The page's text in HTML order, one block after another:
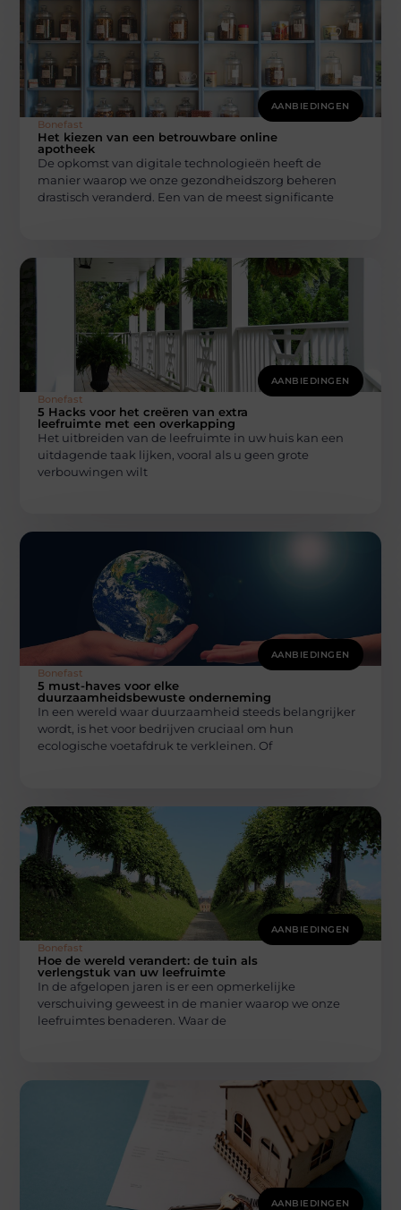
AANBIEDINGEN
Bonefast
Het kiezen van een betrouwbare online
apotheek
De opkomst van digitale technologieën heeft de
manier waarop we onze gezondheidszorg beheren
drastisch veranderd. Een van de meest significante
AANBIEDINGEN
Bonefast
5 Hacks voor het creëren van extra
leefruimte met een overkapping
Het uitbreiden van de leefruimte in uw huis kan een
uitdagende taak lijken, vooral als u geen grote
verbouwingen wilt
AANBIEDINGEN
Bonefast
5 must-haves voor elke
duurzaamheidsbewuste onderneming
In een wereld waar duurzaamheid steeds belangrijker
wordt, is het voor bedrijven cruciaal om hun
ecologische voetafdruk te verkleinen. Of
AANBIEDINGEN
Bonefast
Hoe de wereld verandert: de tuin als
verlengstuk van uw leefruimte
In de afgelopen jaren is er een opmerkelijke
verschuiving geweest in de manier waarop we onze
leefruimtes benaderen. Waar de
AANBIEDINGEN